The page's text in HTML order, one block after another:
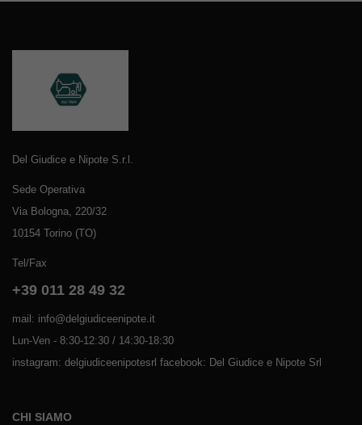
Del Giudice e Nipote S.r.l.
Sede Operativa
Via Bologna, 220/32
10154 Torino (TO)
Tel/Fax
+39 011 28 49 32
mail: info@delgiudiceenipote.it
Lun-Ven - 8:30-12:30 / 14:30-18:30
instagram: delgiudiceenipotesrl facebook: Del Giudice e Nipote Srl
CHI SIAMO